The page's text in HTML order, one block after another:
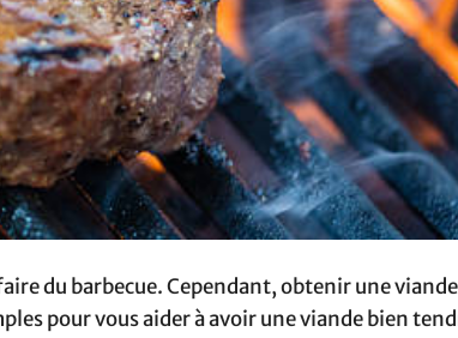
du barbecue. Cependant, obtenir une
pour vous aider à avoir une viande bien